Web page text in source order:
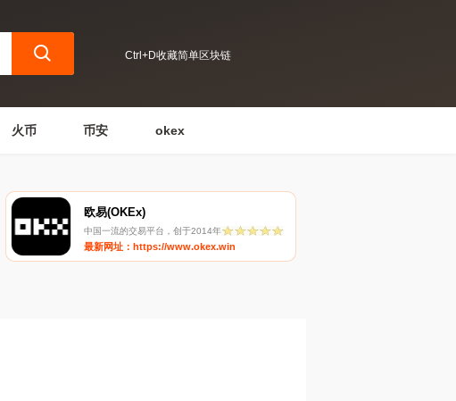
Ctrl+D收藏简单区块链
火币 币安 okex
欧易(OKEx)
中国一流的交易平台，创于2014年
最新网址：https://www.okex.win